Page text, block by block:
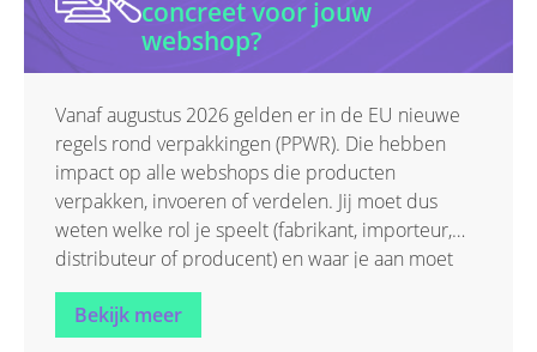
concreet voor jouw
webshop?
Vanaf augustus 2026 gelden er in de EU nieuwe
regels rond verpakkingen (PPWR). Die hebben
impact op alle webshops die producten
verpakken, invoeren of verdelen. Jij moet dus
weten welke rol je speelt (fabrikant, importeur,
distributeur of producent) en waar je aan moet
voldoen.
Bekijk meer